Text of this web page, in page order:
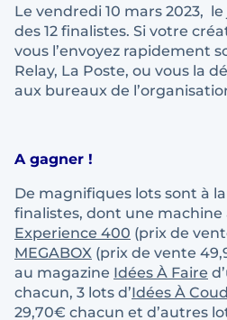
Le vendredi 10 mars 2023,
des 12 finalistes. Si votre
vous l’envoyez rapidement
Relay, La Poste, ou vous la
aux bureaux de
A gagner !
De magnifiques lots sont à la
finalistes, dont une machine
Experience 400 (prix de
MEGABOX (prix de vente
au magazine Idées À Faire
chacun, 3 lots d’Idées À
29,70€ chacun et d’autres